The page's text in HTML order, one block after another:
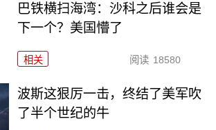
巴铁横扫海湾：沙科之后谁会是
下一个？美国懵了
相关 阅读 18580
波斯这狠厉一击，终结了美军吹
了半个世纪的牛